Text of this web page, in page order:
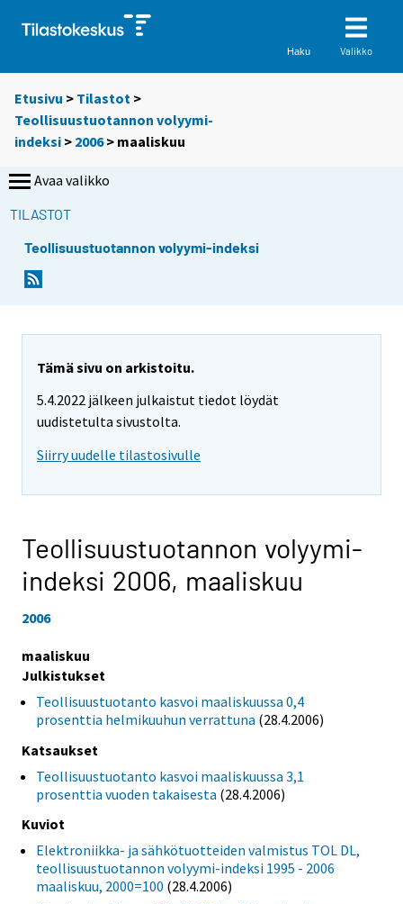
Haku Valikko
Etusivu > Tilastot >
Teollisuustuotannon volyymi-
indeksi > 2006> maaliskuu
Avaa valikko
TILASTOT
Teollisuustuotannon volyymi-indeksi
Tämä sivu on arkistoitu.
5.4.2022 jälkeen julkaistut tiedot löydät
uudistetulta sivustolta.
Siirry uudelle tilastosivulle
Teollisuustuotannon volyymi-
indeksi 2006, maaliskuu
2006
maaliskuu
Julkistukset
Teollisuustuotanto kasvoi maaliskuussa 0,4
prosenttia helmikuuhun verrattuna (28.4.2006)
Katsaukset
Teollisuustuotanto kasvoi maaliskuussa 3,1
prosenttia vuoden takaisesta (28.4.2006)
Kuviot
Elektroniikka- ja sähkötuotteiden valmistus TOL DL,
teollisuustuotannon volyymi-indeksi 1995 - 2006
maaliskuu, 2000=100 (28.4.2006)